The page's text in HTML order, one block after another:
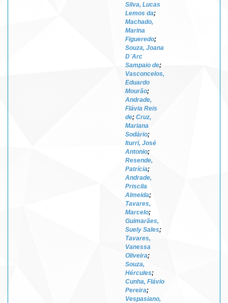
Silva, Lucas
Lemos da;
Machado,
Marina
Figueredo;
Souza, Joana
D´Arc
Sampaio de;
Vasconcelos,
Eduardo
Mourão;
Andrade,
Flávia Reis
de; Cruz,
Mariana
Sodário;
Iturri, José
Antonio;
Resende,
Patrícia;
Andrade,
Priscila
Almeida;
Tavares,
Marcelo;
Guimarães,
Suely Sales;
Tavares,
Vanessa
Oliveira;
Souza,
Hércules;
Cunha, Flávio
Pereira;
Vespasiano,